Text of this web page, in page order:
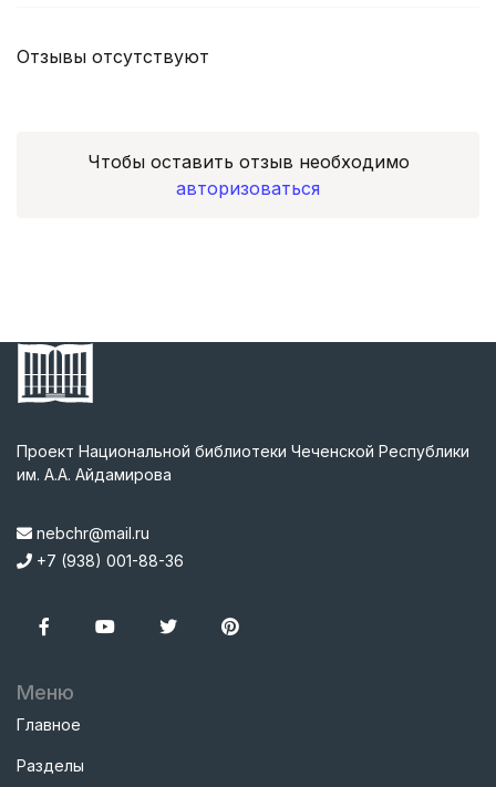
Отзывы отсутствуют
Чтобы оставить отзыв необходимо
авторизоваться
Проект Национальной библиотеки Чеченской Республики
им. А.А. Айдамирова
nebchr@mail.ru
+7 (938) 001-88-36
Меню
Главное
Разделы